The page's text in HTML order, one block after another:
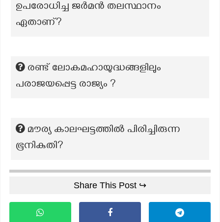
ഉപരോധിച്ച ജർമൻ തലസ്ഥാനം
ഏതാണ്?
രണ്ട് ലോകമഹായുദ്ധങ്ങളിലും
പരാജയപ്പെട്ട രാജ്യം ?
മൗര്യ കാലഘട്ടത്തിൽ പിരിച്ചിരുന്ന
ഭൂനികുതി?
Share This Post ↪